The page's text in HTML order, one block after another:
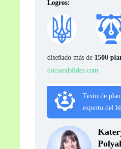
Logros:
diseñado más de 1500
docsandslides.com
Texto de
experto del